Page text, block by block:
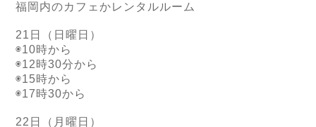
福岡内のカフェかレンタルルーム
21 日（日曜日）
◉10時から
◉12時30分から
◉15時から
◉17時30から
22 日（月曜日）